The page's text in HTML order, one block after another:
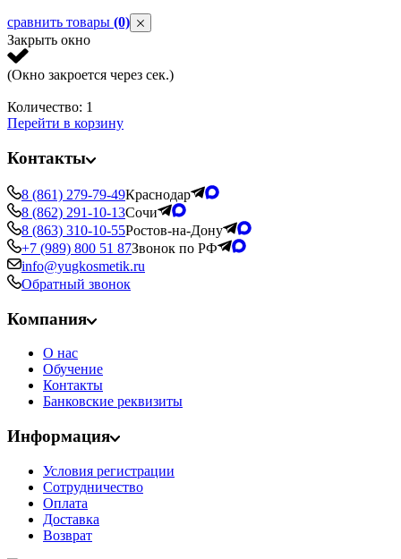
сравнить товары (0)
Закрыть окно
(Окно закроется через сек.)
Количество: 1
Перейти в корзину
Контакты
8 (861) 279-79-49Краснодар
8 (862) 291-10-13Сочи
8 (863) 310-10-55Ростов-на-Дону
+7 (989) 800 51 87Звонок по РФ
info@yugkosmetik.ru
Обратный звонок
Компания
О нас
Обучение
Контакты
Банковские реквизиты
Информация
Условия регистрации
Сотрудничество
Оплата
Доставка
Возврат